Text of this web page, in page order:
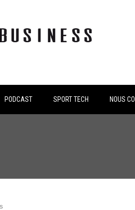
PODCAST SPORT TECH NOUS